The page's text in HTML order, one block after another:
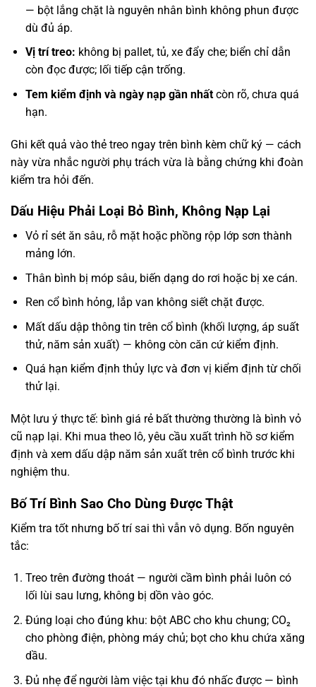
— bột lắng chặt là nguyên nhân bình không phun được
dù đủ áp.
Vị trí treo: không bị pallet, tủ, xe đẩy che; biển chỉ dẫn
còn đọc được; lối tiếp cận trống.
Tem kiểm định và ngày nạp gần nhấtcòn rõ, chưa quá
hạn.
Ghi kết quả vào thẻ treo ngay trên bình kèm chữ ký — cách
này vừa nhắc người phụ trách vừa là bằng chứng khi đoàn
kiểm tra hỏi đến.
Dấu Hiệu Phải Loại Bỏ Bình, Không Nạp Lại
Vỏ rỉ sét ăn sâu, rỗ mặt hoặc phồng rộp lớp sơn thành
mảng lớn.
Thân bình bị móp sâu, biến dạng do rơi hoặc bị xe cán.
Ren cổ bình hỏng, lắp van không siết chặt được.
Mất dấu dập thông tin trên cổ bình (khối lượng, áp suất
thử, năm sản xuất) — không còn căn cứ kiểm định.
Quá hạn kiểm định thủy lực và đơn vị kiểm định từ chối
thử lại.
Một lưu ý thực tế: bình giá rẻ bất thường thường là bình vỏ
cũ nạp lại. Khi mua theo lô, yêu cầu xuất trình hồ sơ kiểm
định và xem dấu dập năm sản xuất trên cổ bình trước khi
nghiệm thu.
Bố Trí Bình Sao Cho Dùng Được Thật
Kiểm tra tốt nhưng bố trí sai thì vẫn vô dụng. Bốn nguyên
tắc:
Treo trên đường thoát — người cầm bình phải luôn có
lối lùi sau lưng, không bị dồn vào góc.
Đúng loại cho đúng khu: bột ABC cho khu chung; CO₂
cho phòng điện, phòng máy chủ; bọt cho khu chứa xăng
dầu.
Đủ nhẹ để người làm việc tại khu đó nhấc được — bình